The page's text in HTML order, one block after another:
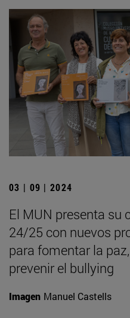
03 | 09 | 2024
El MUN presenta su
24/25 con nuevos
para fomentar la
prevenir el bullying
Imagen Manuel Castells